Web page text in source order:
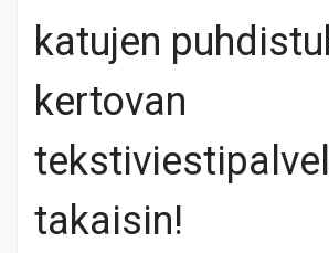
katujen
kertovan
takaisin!